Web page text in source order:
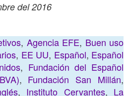
del 2016
, Agencia EFE, Buen uso
, EE UU, Español, Español
, Fundación del Español
, Fundación San Millán,
, Instituto Cervantes, La